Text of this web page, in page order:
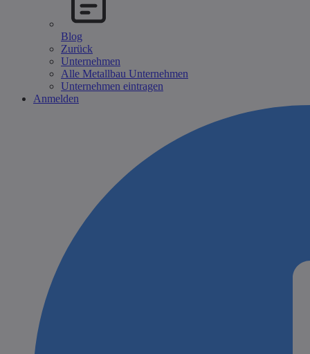
Blog
Zurück
Unternehmen
Alle Metallbau Unternehmen
Unternehmen eintragen
Anmelden